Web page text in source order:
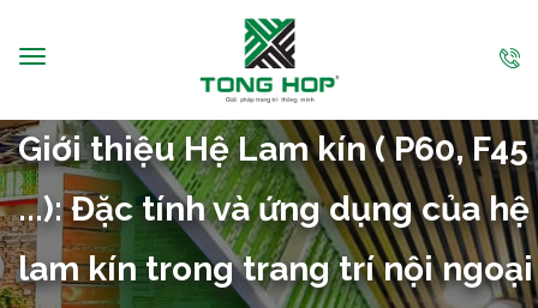
Giới thiệu Hệ Lam kín ( P60, F45
...): Đặc tính và ứng dụng của hệ
lam kín trong trang trí nội ngoại